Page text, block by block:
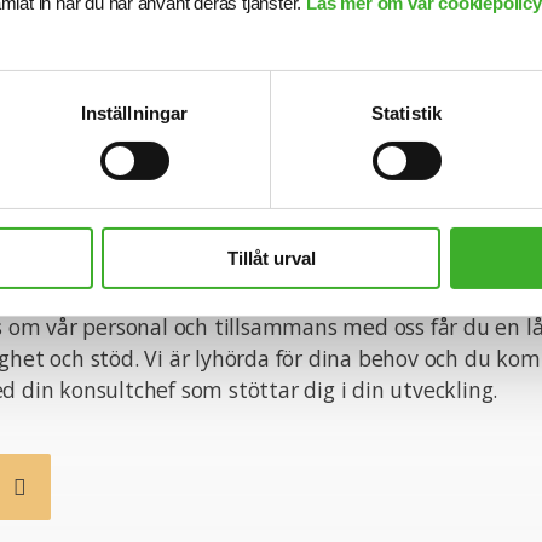
Inställningar Statistik
Tillåt urval
med din ansökan!
hos SJR innebär att du blir en del av en
ge dig perfekta förutsättningar att utvecklas både
personligt plan. Du får tillgång till vårt stora
och därmed en unik möjlighet att ta din
om vår personal och tillsammans med oss får du en
och stöd. Vi är lyhörda för dina behov och du
din konsultchef som stöttar dig i din utveckling.